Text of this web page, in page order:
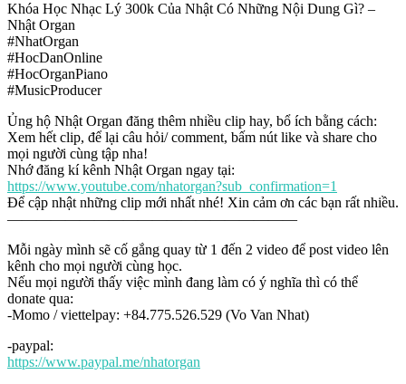
Khóa Học Nhạc Lý 300k Của Nhật Có Những Nội Dung Gì? –
Nhật Organ
#NhatOrgan
#HocDanOnline
#HocOrganPiano
#MusicProducer
Ủng hộ Nhật Organ đăng thêm nhiều clip hay, bổ ích bằng cách:
Xem hết clip, để lại câu hỏi/ comment, bấm nút like và share cho
mọi người cùng tập nha!
Nhớ đăng kí kênh Nhật Organ ngay tại:
https://www.youtube.com/nhatorgan?sub_confirmation=1
Để cập nhật những clip mới nhất nhé! Xin cảm ơn các bạn rất nhiều.
————————————————————
Mỗi ngày mình sẽ cố gắng quay từ 1 đến 2 video để post video lên
kênh cho mọi người cùng học.
Nếu mọi người thấy việc mình đang làm có ý nghĩa thì có thể
donate qua:
-Momo / viettelpay: +84.775.526.529 (Vo Van Nhat)
-paypal:
https://www.paypal.me/nhatorgan